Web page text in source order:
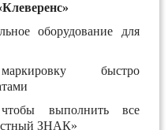
оборудование для
быстро
выполнить все
ЗНАК»